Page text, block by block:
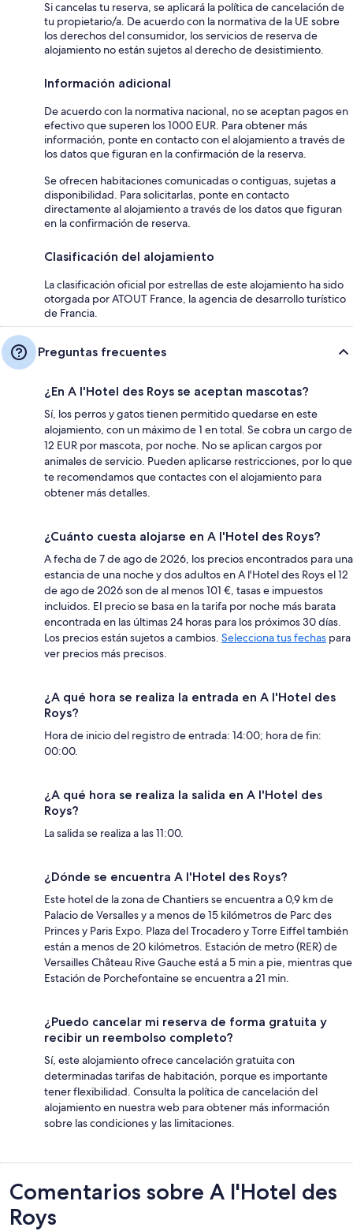
Si cancelas tu reserva, se aplicará la política de cancelación de
tu propietario/a. De acuerdo con la normativa de la UE sobre
los derechos del consumidor, los servicios de reserva de
alojamiento no están sujetos al derecho de desistimiento.
Información adicional
De acuerdo con la normativa nacional, no se aceptan pagos en
efectivo que superen los 1000 EUR. Para obtener más
información, ponte en contacto con el alojamiento a través de
los datos que figuran en la confirmación de la reserva.
Se ofrecen habitaciones comunicadas o contiguas, sujetas a
disponibilidad. Para solicitarlas, ponte en contacto
directamente al alojamiento a través de los datos que figuran
en la confirmación de reserva.
Clasificación del alojamiento
La clasificación oficial por estrellas de este alojamiento ha sido
otorgada por ATOUT France, la agencia de desarrollo turístico
de Francia.
Preguntas frecuentes
¿En A l'Hotel des Roys se aceptan mascotas?
Sí, los perros y gatos tienen permitido quedarse en este
alojamiento, con un máximo de 1 en total. Se cobra un cargo de
12 EUR por mascota, por noche. No se aplican cargos por
animales de servicio. Pueden aplicarse restricciones, por lo que
te recomendamos que contactes con el alojamiento para
obtener más detalles.
¿Cuánto cuesta alojarse en A l'Hotel des Roys?
A fecha de 7 de ago de 2026, los precios encontrados para una
estancia de una noche y dos adultos en A l'Hotel des Roys el 12
de ago de 2026 son de al menos 101 €, tasas e impuestos
incluidos. El precio se basa en la tarifa por noche más barata
encontrada en las últimas 24 horas para los próximos 30 días.
Los precios están sujetos a cambios. Selecciona tus fechas para
ver precios más precisos.
¿A qué hora se realiza la entrada en A l'Hotel des
Roys?
Hora de inicio del registro de entrada: 14:00; hora de fin:
00:00.
¿A qué hora se realiza la salida en A l'Hotel des
Roys?
La salida se realiza a las 11:00.
¿Dónde se encuentra A l'Hotel des Roys?
Este hotel de la zona de Chantiers se encuentra a 0,9 km de
Palacio de Versalles y a menos de 15 kilómetros de Parc des
Princes y Paris Expo. Plaza del Trocadero y Torre Eiffel también
están a menos de 20 kilómetros. Estación de metro (RER) de
Versailles Château Rive Gauche está a 5 min a pie, mientras que
Estación de Porchefontaine se encuentra a 21 min.
¿Puedo cancelar mi reserva de forma gratuita y
recibir un reembolso completo?
Sí, este alojamiento ofrece cancelación gratuita con
determinadas tarifas de habitación, porque es importante
tener flexibilidad. Consulta la política de cancelación del
alojamiento en nuestra web para obtener más información
sobre las condiciones y las limitaciones.
Comentarios
Comentarios sobre A l'Hotel des
Roys